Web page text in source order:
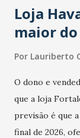
Loja
maior
Por Lauriberto
O dono e
que a loja
previsão é que
final de 2026,